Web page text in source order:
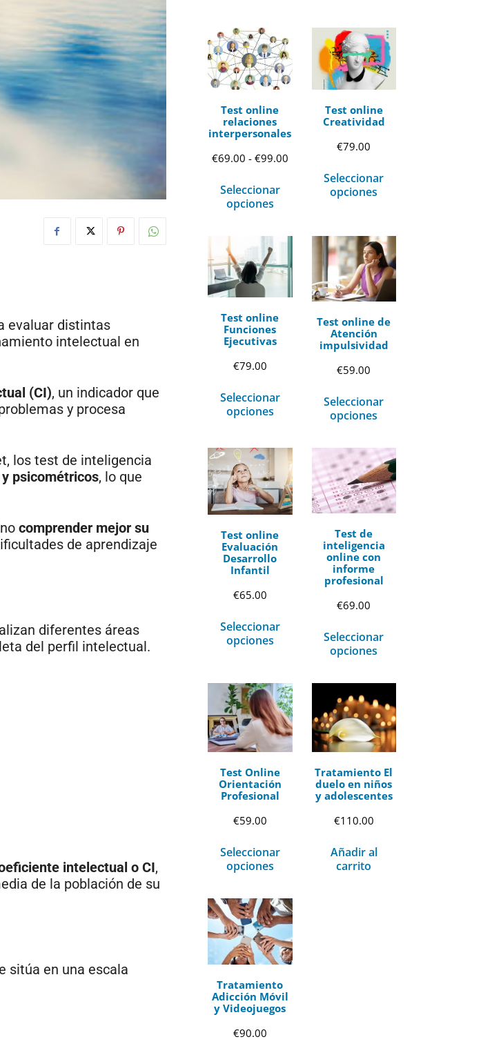
evaluar distintas
intelectual en
(CI), un indicador que
y procesa
los test de inteligencia
psicométricos, lo que
comprender mejor su
de aprendizaje
diferentes áreas
del perfil intelectual.
intelectual o CI,
de la población de su
sitúa en una escala
Test online
relaciones
interpersonales
€69.00 - €99.00Rango
€69.00
hasta
€99.00
Seleccionar
opciones
Test online
Creatividad
€79.00
Seleccionar
opciones
Test online
Funciones
Ejecutivas
€79.00
Seleccionar
opciones
Test online de
Atención
impulsividad
€59.00
Seleccionar
opciones
Test online
Evaluación
Desarrollo
Infantil
€65.00
Seleccionar
opciones
Test de
inteligencia
online con
informe
profesional
€69.00
Seleccionar
opciones
Test Online
Orientación
Profesional
€59.00
Seleccionar
opciones
Tratamiento El
duelo en niños
y adolescentes
€110.00
Añadir al
carrito
Tratamiento
Adicción Móvil
y Videojuegos
€90.00